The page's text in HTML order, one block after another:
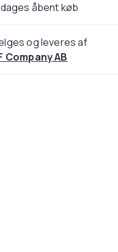
dages åbent køb
og leveres af
Company AB